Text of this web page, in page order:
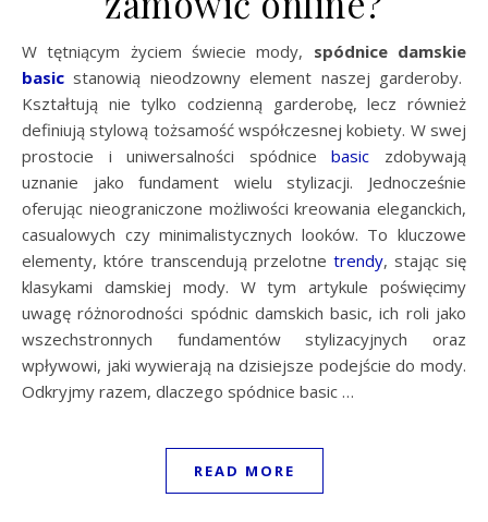
W tętniącym życiem świecie mody, spódnice damskie
basic stanowią nieodzowny element naszej garderoby.
Kształtują nie tylko codzienną garderobę, lecz również
definiują stylową tożsamość współczesnej kobiety. W swej
prostocie i uniwersalności spódnicebasic zdobywają
uznanie jako fundament wielu stylizacji. Jednocześnie
oferując nieograniczone możliwości kreowania eleganckich,
casualowych czy minimalistycznych looków. To kluczowe
elementy, które transcendują przelotne trendy, stając się
klasykami damskiej mody. W tym artykule poświęcimy
uwagę różnorodności spódnic damskich basic, ich roli jako
wszechstronnych fundamentów stylizacyjnych oraz
wpływowi, jaki wywierają na dzisiejsze podejście do mody.
Odkryjmy razem, dlaczego spódnice basic …
READ MORE